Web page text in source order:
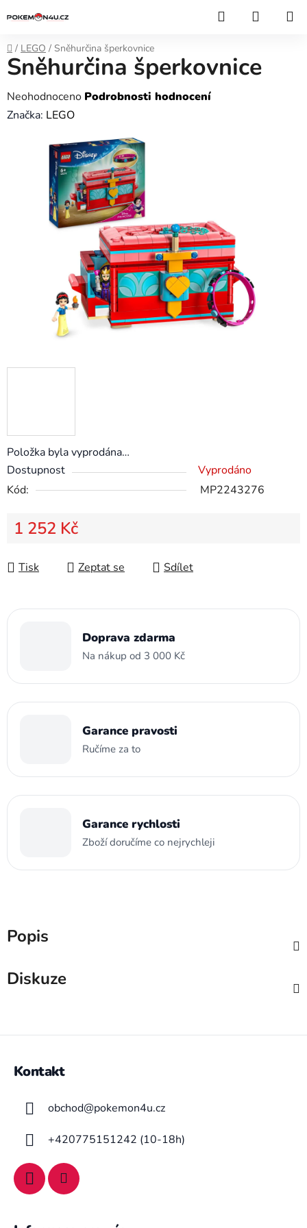
na
Hledat
Domů
/ LEGO / Sněhurčina šperkovnice
Položka byla vyprodána…
Dostupnost
Vyprodáno
Kód:
MP2243276
1 252 Kč
Tisk
Zeptat se Sdílet
Sněhurčina šperkovnice
Průměrné
hodnocení
hvězdiček.
Neohodnoceno Podrobnosti hodnocení
Značka: LEGO
Doprava zdarma
Na nákup od 3 000 Kč
Garance pravosti
Ručíme za to
Garance rychlosti
Zboží doručíme co nejrychleji
Popis
Diskuze
Kontakt
obchod@pokemon4u.cz
+420775151242 (10-18h)